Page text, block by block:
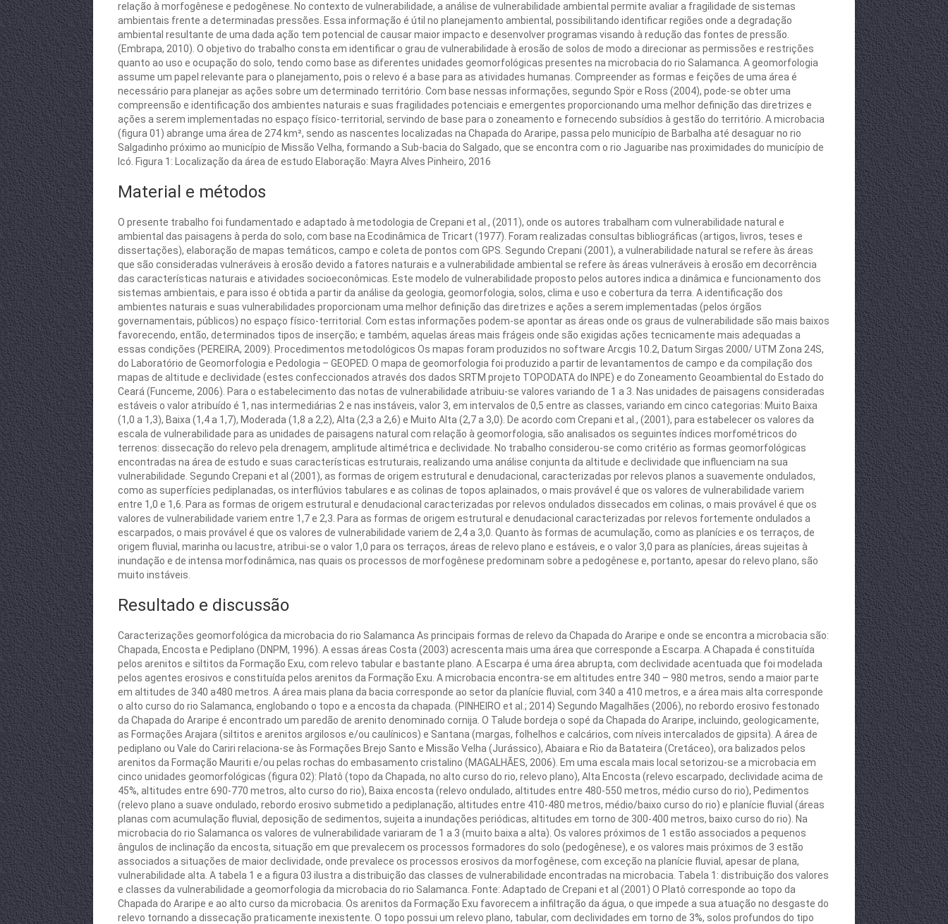
relação à morfogênese e pedogênese. No contexto de vulnerabilidade, a análise de vulnerabilidade ambiental permite avaliar a fragilidade de sistemas
ambientais frente a determinadas pressões. Essa informação é útil no planejamento ambiental, possibilitando identificar regiões onde a degradação
ambiental resultante de uma dada ação tem potencial de causar maior impacto e desenvolver programas visando à redução das fontes de pressão.
(Embrapa, 2010). O objetivo do trabalho consta em identificar o grau de vulnerabilidade à erosão de solos de modo a direcionar as permissões e restrições
quanto ao uso e ocupação do solo, tendo como base as diferentes unidades geomorfológicas presentes na microbacia do rio Salamanca. A geomorfologia
assume um papel relevante para o planejamento, pois o relevo é a base para as atividades humanas. Compreender as formas e feições de uma área é
necessário para planejar as ações sobre um determinado território. Com base nessas informações, segundo Spör e Ross (2004), pode-se obter uma
compreensão e identificação dos ambientes naturais e suas fragilidades potenciais e emergentes proporcionando uma melhor definição das diretrizes e
ações a serem implementadas no espaço físico-territorial, servindo de base para o zoneamento e fornecendo subsídios à gestão do território. A microbacia
(figura 01) abrange uma área de 274 km², sendo as nascentes localizadas na Chapada do Araripe, passa pelo município de Barbalha até desaguar no rio
Salgadinho próximo ao município de Missão Velha, formando a Sub-bacia do Salgado, que se encontra com o rio Jaguaribe nas proximidades do município de
Icó. Figura 1: Localização da área de estudo Elaboração: Mayra Alves Pinheiro, 2016
Material e métodos
O presente trabalho foi fundamentado e adaptado à metodologia de Crepani et al., (2011), onde os autores trabalham com vulnerabilidade natural e
ambiental das paisagens à perda do solo, com base na Ecodinâmica de Tricart (1977). Foram realizadas consultas bibliográficas (artigos, livros, teses e
dissertações), elaboração de mapas temáticos, campo e coleta de pontos com GPS. Segundo Crepani (2001), a vulnerabilidade natural se refere às áreas
que são consideradas vulneráveis à erosão devido a fatores naturais e a vulnerabilidade ambiental se refere às áreas vulneráveis à erosão em decorrência
das características naturais e atividades socioeconômicas. Este modelo de vulnerabilidade proposto pelos autores indica a dinâmica e funcionamento dos
sistemas ambientais, e para isso é obtida a partir da análise da geologia, geomorfologia, solos, clima e uso e cobertura da terra. A identificação dos
ambientes naturais e suas vulnerabilidades proporcionam uma melhor definição das diretrizes e ações a serem implementadas (pelos órgãos
governamentais, públicos) no espaço físico-territorial. Com estas informações podem-se apontar as áreas onde os graus de vulnerabilidade são mais baixos
favorecendo, então, determinados tipos de inserção; e também, aquelas áreas mais frágeis onde são exigidas ações tecnicamente mais adequadas a
essas condições (PEREIRA, 2009). Procedimentos metodológicos Os mapas foram produzidos no software Arcgis 10.2, Datum Sirgas 2000/ UTM Zona 24S,
do Laboratório de Geomorfologia e Pedologia – GEOPED. O mapa de geomorfologia foi produzido a partir de levantamentos de campo e da compilação dos
mapas de altitude e declividade (estes confeccionados através dos dados SRTM projeto TOPODATA do INPE) e do Zoneamento Geoambiental do Estado do
Ceará (Funceme, 2006). Para o estabelecimento das notas de vulnerabilidade atribuiu-se valores variando de 1 a 3. Nas unidades de paisagens consideradas
estáveis o valor atribuído é 1, nas intermediárias 2 e nas instáveis, valor 3, em intervalos de 0,5 entre as classes, variando em cinco categorias: Muito Baixa
(1,0 a 1,3), Baixa (1,4 a 1,7), Moderada (1,8 a 2,2), Alta (2,3 a 2,6) e Muito Alta (2,7 a 3,0). De acordo com Crepani et al., (2001), para estabelecer os valores da
escala de vulnerabilidade para as unidades de paisagens natural com relação à geomorfologia, são analisados os seguintes índices morfométricos do
terrenos: dissecação do relevo pela drenagem, amplitude altimétrica e declividade. No trabalho considerou-se como critério as formas geomorfológicas
encontradas na área de estudo e suas características estruturais, realizando uma análise conjunta da altitude e declividade que influenciam na sua
vulnerabilidade. Segundo Crepani et al (2001), as formas de origem estrutural e denudacional, caracterizadas por relevos planos a suavemente ondulados,
como as superfícies pediplanadas, os interflúvios tabulares e as colinas de topos aplainados, o mais provável é que os valores de vulnerabilidade variem
entre 1,0 e 1,6. Para as formas de origem estrutural e denudacional caracterizadas por relevos ondulados dissecados em colinas, o mais provável é que os
valores de vulnerabilidade variem entre 1,7 e 2,3. Para as formas de origem estrutural e denudacional caracterizadas por relevos fortemente ondulados a
escarpados, o mais provável é que os valores de vulnerabilidade variem de 2,4 a 3,0. Quanto às formas de acumulação, como as planícies e os terraços, de
origem fluvial, marinha ou lacustre, atribui-se o valor 1,0 para os terraços, áreas de relevo plano e estáveis, e o valor 3,0 para as planícies, áreas sujeitas à
inundação e de intensa morfodinâmica, nas quais os processos de morfogênese predominam sobre a pedogênese e, portanto, apesar do relevo plano, são
muito instáveis.
Resultado e discussão
Caracterizações geomorfológica da microbacia do rio Salamanca As principais formas de relevo da Chapada do Araripe e onde se encontra a microbacia são:
Chapada, Encosta e Pediplano (DNPM, 1996). A essas áreas Costa (2003) acrescenta mais uma área que corresponde a Escarpa. A Chapada é constituída
pelos arenitos e siltitos da Formação Exu, com relevo tabular e bastante plano. A Escarpa é uma área abrupta, com declividade acentuada que foi modelada
pelos agentes erosivos e constituída pelos arenitos da Formação Exu. A microbacia encontra-se em altitudes entre 340 – 980 metros, sendo a maior parte
em altitudes de 340 a480 metros. A área mais plana da bacia corresponde ao setor da planície fluvial, com 340 a 410 metros, e a área mais alta corresponde
o alto curso do rio Salamanca, englobando o topo e a encosta da chapada. (PINHEIRO et al.; 2014) Segundo Magalhães (2006), no rebordo erosivo festonado
da Chapada do Araripe é encontrado um paredão de arenito denominado cornija. O Talude bordeja o sopé da Chapada do Araripe, incluindo, geologicamente,
as Formações Arajara (siltitos e arenitos argilosos e/ou caulínicos) e Santana (margas, folhelhos e calcários, com níveis intercalados de gipsita). A área de
pediplano ou Vale do Cariri relaciona-se às Formações Brejo Santo e Missão Velha (Jurássico), Abaiara e Rio da Batateira (Cretáceo), ora balizados pelos
arenitos da Formação Mauriti e/ou pelas rochas do embasamento cristalino (MAGALHÃES, 2006). Em uma escala mais local setorizou-se a microbacia em
cinco unidades geomorfológicas (figura 02): Platô (topo da Chapada, no alto curso do rio, relevo plano), Alta Encosta (relevo escarpado, declividade acima de
45%, altitudes entre 690-770 metros, alto curso do rio), Baixa encosta (relevo ondulado, altitudes entre 480-550 metros, médio curso do rio), Pedimentos
(relevo plano a suave ondulado, rebordo erosivo submetido a pediplanação, altitudes entre 410-480 metros, médio/baixo curso do rio) e planície fluvial (áreas
planas com acumulação fluvial, deposição de sedimentos, sujeita a inundações periódicas, altitudes em torno de 300-400 metros, baixo curso do rio). Na
microbacia do rio Salamanca os valores de vulnerabilidade variaram de 1 a 3 (muito baixa a alta). Os valores próximos de 1 estão associados a pequenos
ângulos de inclinação da encosta, situação em que prevalecem os processos formadores do solo (pedogênese), e os valores mais próximos de 3 estão
associados a situações de maior declividade, onde prevalece os processos erosivos da morfogênese, com exceção na planície fluvial, apesar de plana,
vulnerabilidade alta. A tabela 1 e a figura 03 ilustra a distribuição das classes de vulnerabilidade encontradas na microbacia. Tabela 1: distribuição dos valores
e classes da vulnerabilidade a geomorfologia da microbacia do rio Salamanca. Fonte: Adaptado de Crepani et al (2001) O Platô corresponde ao topo da
Chapada do Araripe e ao alto curso da microbacia. Os arenitos da Formação Exu favorecem a infiltração da água, o que impede a sua atuação no desgaste do
relevo tornando a dissecação praticamente inexistente. O topo possui um relevo plano, tabular, com declividades em torno de 3%, solos profundos do tipo